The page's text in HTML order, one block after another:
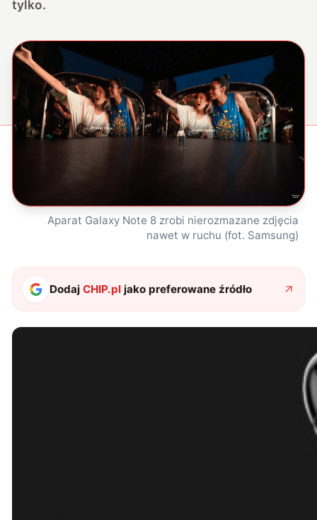
tylko.
Aparat Galaxy Note 8 zrobi nierozmazane zdjęcia
nawet w ruchu (fot. Samsung)
DodajCHIP.pl jako preferowane źródło